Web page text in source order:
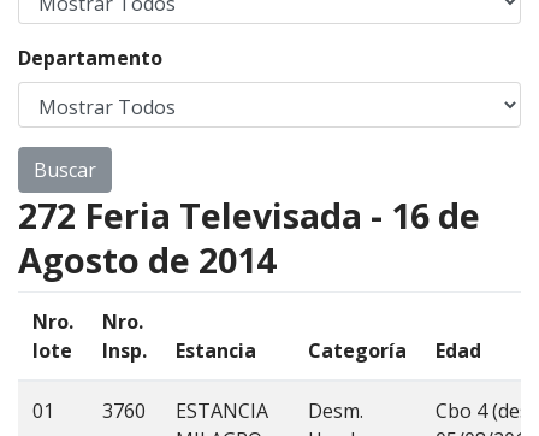
Departamento
272 Feria Televisada - 16 de
Agosto de 2014
Nro.
lote
Nro.
Insp.
Estancia Categoría Edad
01 3760
ESTANCIA
Desm.
Cbo 4 (dest.